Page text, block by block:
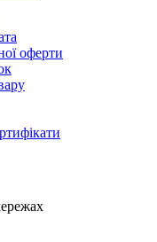
оферти